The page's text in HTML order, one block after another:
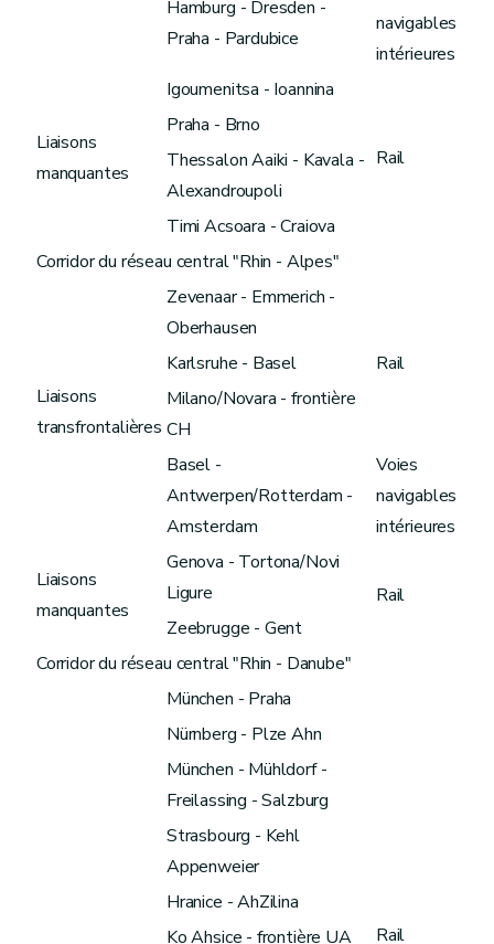
Hamburg - Dresden -
Praha - Pardubice
navigables
intérieures
Liaisons
manquantes
Igoumenitsa - Ioannina
Rail
Praha - Brno
Thessalon Aaiki - Kavala -
Alexandroupoli
Timi Acsoara - Craiova
Corridor du réseau central "Rhin - Alpes"
Liaisons
transfrontalières
Zevenaar - Emmerich -
Oberhausen
Rail
Karlsruhe - Basel
Milano/Novara - frontière
CH
Basel -
Antwerpen/Rotterdam -
Amsterdam
Voies
navigables
intérieures
Liaisons
manquantes
Genova - Tortona/Novi
Ligure
Rail
Zeebrugge - Gent
Corridor du réseau central "Rhin - Danube"
München - Praha
Rail
Nürnberg - Plze Ahn
München - Mühldorf -
Freilassing - Salzburg
Strasbourg - Kehl
Appenweier
Hranice - AhZilina
Ko Ahsice - frontière UA